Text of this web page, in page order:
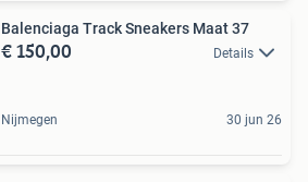
Balenciaga Track Sneakers Maat 37
€ 150,00 Details
Nijmegen 30 jun 26